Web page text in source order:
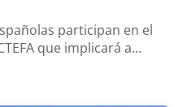
participan en el
que implicará a...